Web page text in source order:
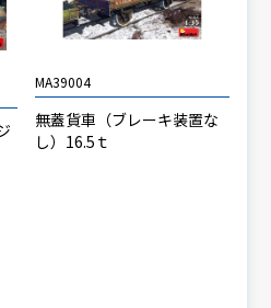
MA39004
無蓋貨車（ブレーキ装置な
し）16.5ｔ